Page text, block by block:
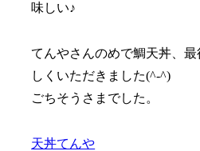
味しい♪
てんやさんのめで鯛天丼 、
しくいただきました(^-^)
ごちそうさまでした。
天丼てんや